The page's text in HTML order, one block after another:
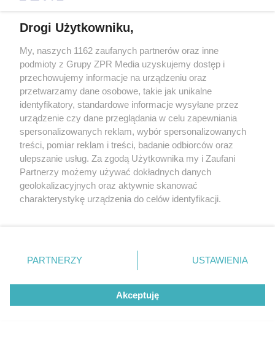
PIELĘGNACJA BORÓWKI
Zrób to po zebraniu borówek, a za
rok zbiory będą obfite
ZOBACZ WIĘCEJ
Drogi Użytkowniku,
My, naszych 1162 zaufanych partnerów oraz inne
podmioty z Grupy ZPR Media uzyskujemy dostęp i
przechowujemy informacje na urządzeniu oraz
przetwarzamy dane osobowe, takie jak unikalne
identyfikatory, standardowe informacje wysyłane przez
urządzenie czy dane przeglądania w celu zapewniania
spersonalizowanych reklam, wybór spersonalizowanych
treści, pomiar reklam i treści, badanie odbiorców oraz
ulepszanie usług. Za zgodą Użytkownika my i Zaufani
Partnerzy możemy używać dokładnych danych
geolokalizacyjnych oraz aktywnie skanować
charakterystykę urządzenia do celów identyfikacji.
zmienić/wycofać klikając przycisk ustawień prywatności
znajdujący się w lewym dolnym rogu strony
rodzaje przetwarzania danych nie wymagają zgody
użytkownika, ale masz prawo sprzeciwić się takiemu
przetwarzaniu. Preferencje będą miały zastosowanie tylko
PARTNERZY USTAWIENIA
Akceptuję